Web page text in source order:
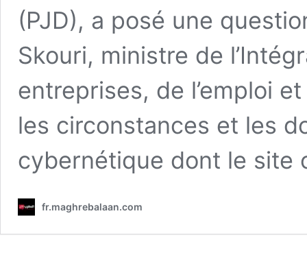
(PJD), a posé une
Skouri, ministre de
entreprises, de l’emploi
les circonstances et les
cybernétique dont le
fr.maghrebalaan.com